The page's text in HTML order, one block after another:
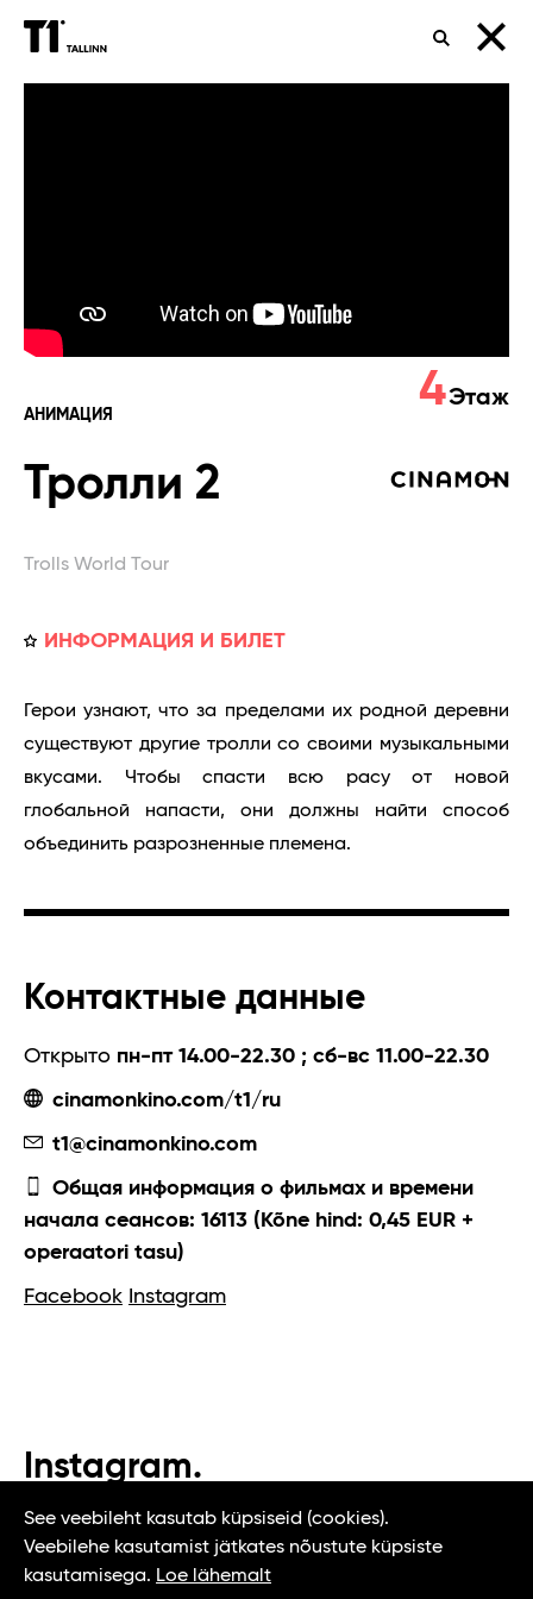
ПОИСК
АНИМАЦИЯ
Тролли 2
Trolls World Tour
ИНФОРМАЦИЯ И БИЛЕТ
4Этаж
Герои узнают, что за пределами их родной деревни
существуют другие тролли со своими музыкальными
вкусами. Чтобы спасти всю расу от новой
глобальной напасти, они должны найти способ
объединить разрозненные племена.
Контактные данные
Открыто пн-пт 14.00-22.30 ; сб-вс 11.00-22.30
cinamonkino.com/t1/ru
t1@cinamonkino.com
Общая информация о фильмах и времени
начала сеансов: 16113 (Kõne hind: 0,45 EUR +
operaatori tasu)
Facebook Instagram
Instagram.
#t1tallinn #tasteoftallinn
See veebileht kasutab küpsiseid (cookies).
Veebilehe kasutamist jätkates nõustute küpsiste
kasutamisega. Loe lähemalt